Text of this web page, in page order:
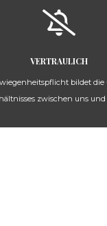
VERTRAULICH
bildet die
zwischen uns